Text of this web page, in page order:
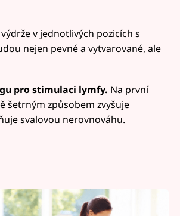
v jednotlivých pozicích s
nejen pevné a vytvarované, ale
pro stimulaci lymfy. Na první
šetrným způsobem zvyšuje
svalovou nerovnováhu.